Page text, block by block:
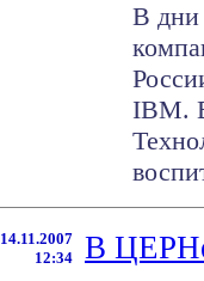
В дни
IBM.
14.11.2007
12:34
В